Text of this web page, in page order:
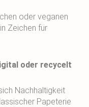
oder veganen
Zeichen für
oder recycelt
Nachhaltigkeit
Papeterie